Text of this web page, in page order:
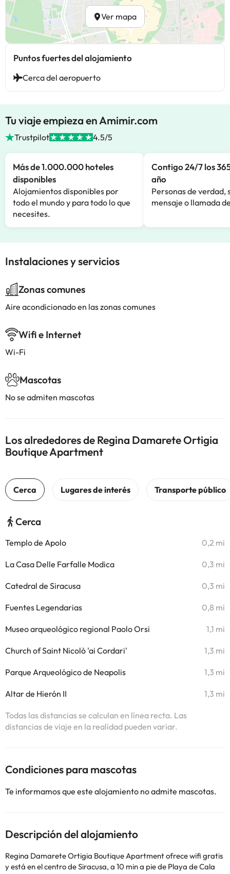
Ver mapa
Puntos fuertes del alojamiento
Cerca del aeropuerto
Tu viaje empieza en Amimir.com
Trustpilot 4.5/5
Más de 1.000.000 hoteles
disponibles
Alojamientos disponibles por
todo el mundo y para todo lo que
necesites.
Contigo 24/7 los
año
Personas de verdad,
mensaje o llamada
Instalaciones y servicios
Zonas comunes
Aire acondicionado en las zonas comunes
Wifi e Internet
Wi-Fi
Mascotas
No se admiten mascotas
Los alrededores de Regina Damarete Ortigia
Boutique Apartment
Cerca
Templo de Apolo 0,2 mi
La Casa Delle Farfalle Modica 0,3 mi
Catedral de Siracusa 0,3 mi
Fuentes Legendarias 0,8 mi
Museo arqueológico regional Paolo Orsi 1,1 mi
Church of Saint Nicolò 'ai Cordari' 1,3 mi
Parque Arqueológico de Neapolis 1,3 mi
Altar de Hierón II 1,3 mi
Todas las distancias se calculan en línea recta. Las
distancias de viaje en la realidad pueden variar.
Condiciones para mascotas
Te informamos que este alojamiento no admite mascotas.
Descripción del alojamiento
Regina Damarete Ortigia Boutique Apartment ofrece wifi gratis
y está en el centro de Siracusa, a 10 min a pie de Playa de Cala